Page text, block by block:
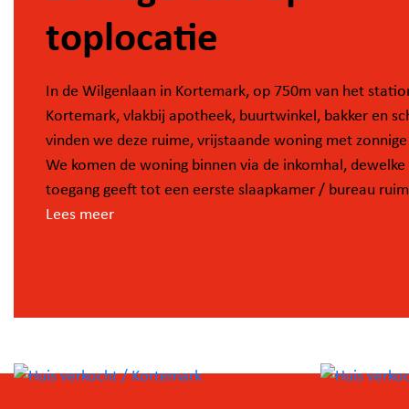
toplocatie
In de Wilgenlaan in Kortemark, op 750m van het
Kortemark, vlakbij apotheek, buurtwinkel, bakker en
vinden we deze ruime, vrijstaande woning met
We komen de woning binnen via de inkomhal, dewelke
toegang geeft tot een eerste slaapkamer / bureau
praktijk ruimte. Verder heb je vanuit de inkomhal
Op het eerste verdiep vinden we 4 slaapkamers,
Lees meer